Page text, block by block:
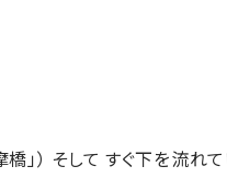
橋」） そして すぐ下を流れ